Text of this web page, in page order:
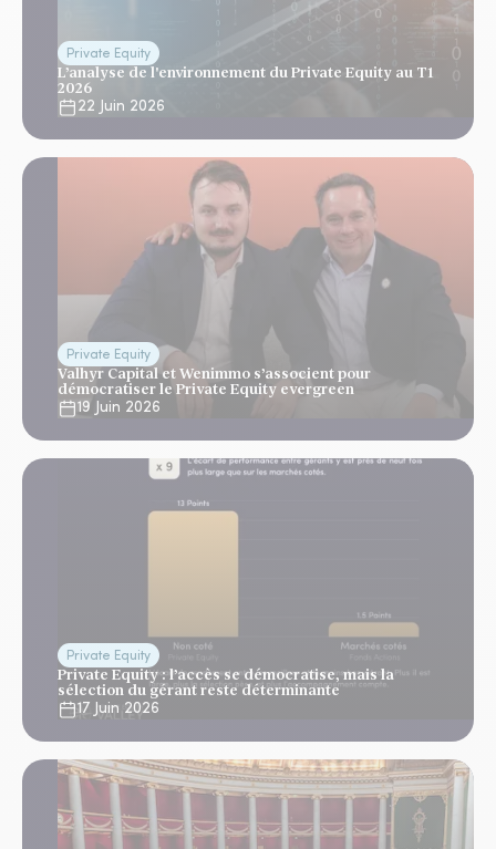
Private Equity
L’analyse de l'environnement du Private Equity au T1
2026
22 Juin 2026
Private Equity
Valhyr Capital et Wenimmo s’associent pour
démocratiser le Private Equity evergreen
19 Juin 2026
Private Equity
Private Equity : l’accès se démocratise, mais la
sélection du gérant reste déterminante
17 Juin 2026